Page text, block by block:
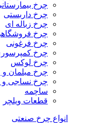
چرخ
چرخ داربستی
چرخ زباله ای
چرخ
چرخ فرغونی
چرخ
چرخ لوکس
چرخ مبلمان
چرخ نساجی و
ساچمه
قطعات ویلچر
انواع چرخ صنعتی